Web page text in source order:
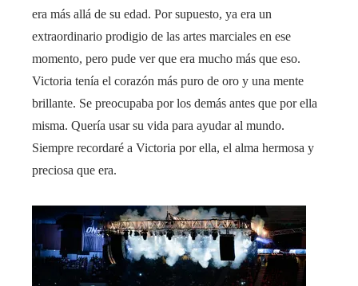
era más allá de su edad. Por supuesto, ya era un
extraordinario prodigio de las artes marciales en ese
momento, pero pude ver que era mucho más que eso.
Victoria tenía el corazón más puro de oro y una mente
brillante. Se preocupaba por los demás antes que por ella
misma. Quería usar su vida para ayudar al mundo.
Siempre recordaré a Victoria por ella, el alma hermosa y
preciosa que era.